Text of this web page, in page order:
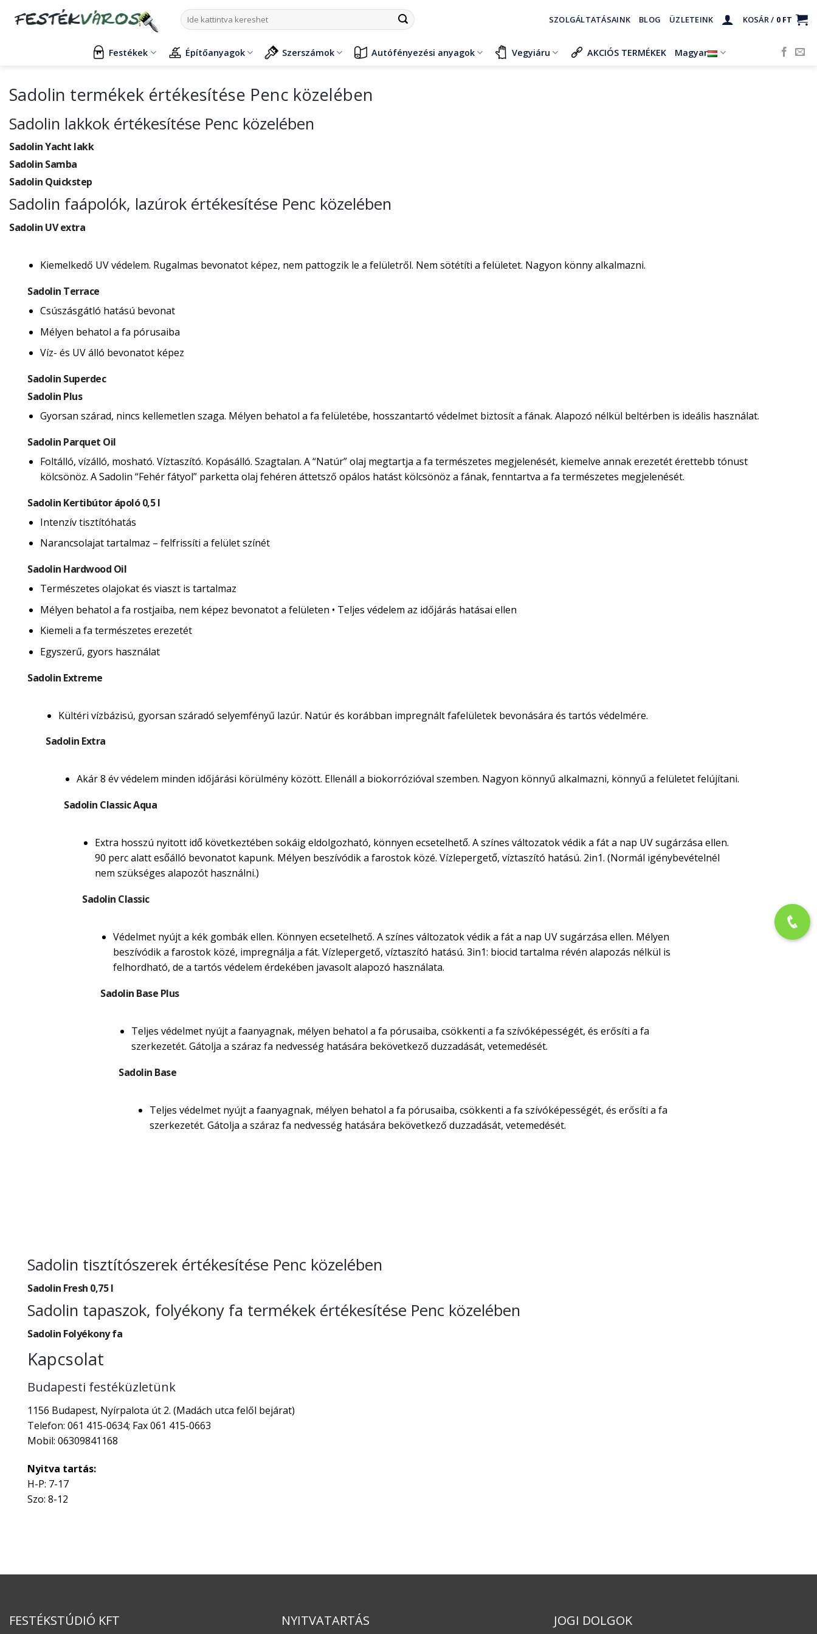
Keresés
a
SZOLGÁLTATÁSAINK BLOG ÜZLETEINK KOSÁR / 0 FT
Festékek Építőanyagok Szerszámok Autófényezési anyagok Vegyiáru AKCIÓS TERMÉKEK Magyar
Sadolin termékek értékesítése Penc közelében
Sadolin lakkok értékesítése Penc közelében
Sadolin Yacht lakk
Sadolin Samba
Sadolin Quickstep
Sadolin faápolók, lazúrok értékesítése Penc közelében
Sadolin UV extra
Kiemelkedő UV védelem. Rugalmas bevonatot képez, nem pattogzik le a felületről. Nem sötétíti a felületet. Nagyon könny alkalmazni.
Sadolin Terrace
Csúszásgátló hatású bevonat
Mélyen behatol a fa pórusaiba
Víz- és UV álló bevonatot képez
Sadolin Superdec
Sadolin Plus
Gyorsan szárad, nincs kellemetlen szaga. Mélyen behatol a fa felületébe, hosszantartó védelmet biztosít a fának. Alapozó nélkül beltérben is ideális használat.
Sadolin Parquet Oil
Foltálló, vízálló, mosható. Víztaszító. Kopásálló. Szagtalan. A “Natúr” olaj megtartja a fa természetes megjelenését, kiemelve annak erezetét érettebb tónust
kölcsönöz. A Sadolin “Fehér fátyol” parketta olaj fehéren áttetsző opálos hatást kölcsönöz a fának, fenntartva a fa természetes megjelenését.
Sadolin Kertibútor ápoló 0,5 l
Intenzív tisztítóhatás
Narancsolajat tartalmaz – felfrissíti a felület színét
Sadolin Hardwood Oil
Természetes olajokat és viaszt is tartalmaz
Mélyen behatol a fa rostjaiba, nem képez bevonatot a felületen • Teljes védelem az időjárás hatásai ellen
Kiemeli a fa természetes erezetét
Egyszerű, gyors használat
Sadolin Extreme
Kültéri vízbázisú, gyorsan száradó selyemfényű lazúr. Natúr és korábban impregnált fafelületek bevonására és tartós védelmére.
Sadolin Extra
Akár 8 év védelem minden időjárási körülmény között. Ellenáll a biokorrózióval szemben. Nagyon könnyű alkalmazni, könnyű a felületet felújítani.
Sadolin Classic Aqua
Extra hosszú nyitott idő következtében sokáig eldolgozható, könnyen ecsetelhető. A színes változatok védik a fát a nap UV sugárzása ellen.
90 perc alatt esőálló bevonatot kapunk. Mélyen beszívódik a farostok közé. Vízlepergető, víztaszító hatású. 2in1. (Normál igénybevételnél
nem szükséges alapozót használni.)
Sadolin Classic
Védelmet nyújt a kék gombák ellen. Könnyen ecsetelhető. A színes változatok védik a fát a nap UV sugárzása ellen. Mélyen
beszívódik a farostok közé, impregnálja a fát. Vízlepergető, víztaszító hatású. 3in1: biocid tartalma révén alapozás nélkül is
felhordható, de a tartós védelem érdekében javasolt alapozó használata.
Sadolin Base Plus
Teljes védelmet nyújt a faanyagnak, mélyen behatol a fa pórusaiba, csökkenti a fa szívóképességét, és erősíti a fa
szerkezetét. Gátolja a száraz fa nedvesség hatására bekövetkező duzzadását, vetemedését.
Sadolin Base
Teljes védelmet nyújt a faanyagnak, mélyen behatol a fa pórusaiba, csökkenti a fa szívóképességét, és erősíti a fa
szerkezetét. Gátolja a száraz fa nedvesség hatására bekövetkező duzzadását, vetemedését.
Sadolin tisztítószerek értékesítése Penc közelében
Sadolin Fresh 0,75 l
Sadolin tapaszok, folyékony fa termékek értékesítése Penc közelében
Sadolin Folyékony fa
Kapcsolat
Budapesti festéküzletünk
1156 Budapest, Nyírpalota út 2. (Madách utca felől bejárat)
Telefon: 061 415-0634; Fax 061 415-0663
Mobil: 06309841168
Nyitva tartás:
H-P: 7-17
Szo: 8-12
FESTÉKSTÚDIÓ KFT NYITVATARTÁS JOGI DOLGOK